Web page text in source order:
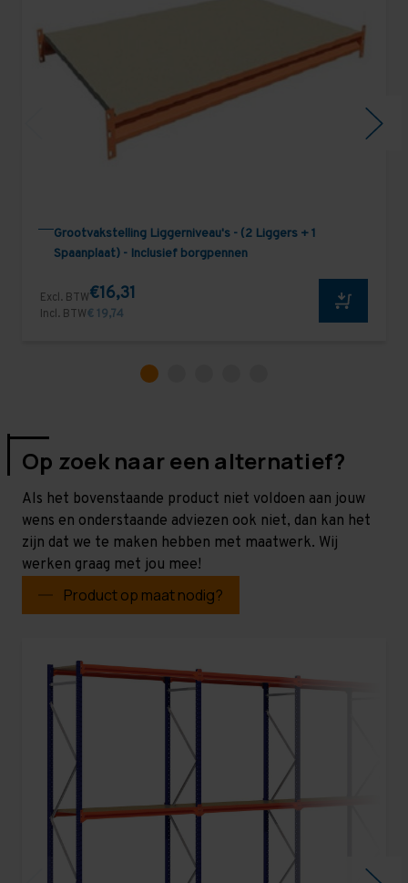
Grootvakstelling Liggerniveau's - (2 Liggers + 1
Spaanplaat) - Inclusief borgpennen
Excl. BTW€16,31
Incl. BTW€ 19,74
Op zoek naar een alternatief?
Als het bovenstaande product niet voldoen aan jouw
wens en onderstaande adviezen ook niet, dan kan het
zijn dat we te maken hebben met maatwerk. Wij
werken graag met jou mee!
Product op maat nodig?